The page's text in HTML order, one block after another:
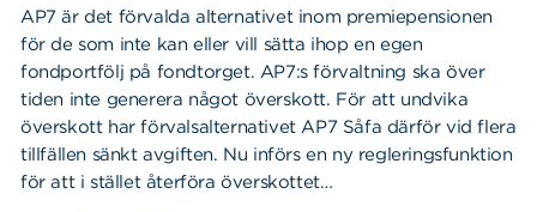
AP7 är det förvalda alternativet inom premiepensionen
för de som inte kan eller vill sätta ihop en egen
fondportfölj på fondtorget. AP7:s förvaltning ska över
tiden inte generera något överskott. För att undvika
överskott har förvalsalternativet AP7 Såfa därför vid flera
tillfällen sänkt avgiften. Nu införs en ny regleringsfunktion
för att i stället återföra överskottet…